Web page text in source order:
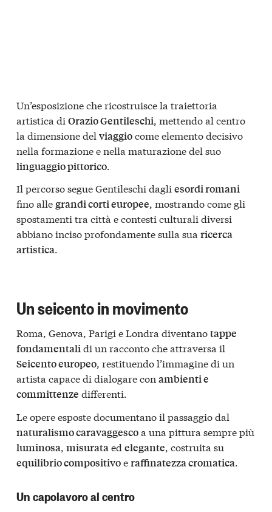
Un’esposizione che ricostruisce la traiettoria
artistica di Orazio Gentileschi, mettendo al centro
la dimensione del viaggiocome elemento decisivo
nella formazione e nella maturazione del suo
linguaggio pittorico.
Il percorso segue Gentileschi dagli esordi romani
fino allegrandi corti europee, mostrando come gli
spostamenti tra città e contesti culturali diversi
abbiano inciso profondamente sulla sua ricerca
artistica.
Un seicento in movimento
Roma, Genova, Parigi e Londra diventanotappe
fondamentalidi un racconto che attraversa il
Seicento europeo, restituendo l’immagine di un
artista capace di dialogare con ambienti e
committenze differenti.
Le opere esposte documentano il passaggio dal
naturalismo caravaggescoa una pittura sempre più
luminosa, misurataed elegante, costruita su
equilibrio compositivoeraffinatezza cromatica.
Un capolavoro al centro